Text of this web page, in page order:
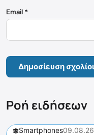
Email *
Ροή ειδήσεων
Smartphones09.08.26